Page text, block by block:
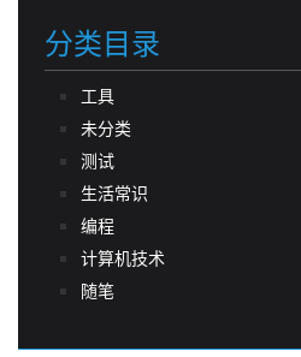
分类目录
工具
未分类
测试
生活常识
编程
计算机技术
随笔